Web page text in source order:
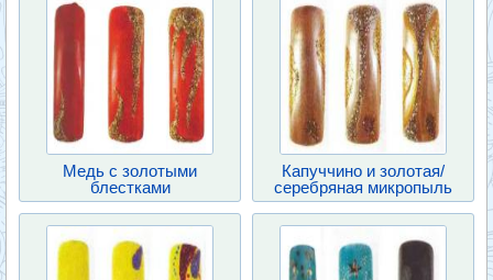
Медь с золотыми
блестками
Капуччино и золотая/
серебряная микропыль